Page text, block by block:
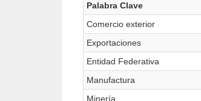
Palabra Clave
Comercio exterior
Exportaciones
Entidad Federativa
Manufactura
Minería